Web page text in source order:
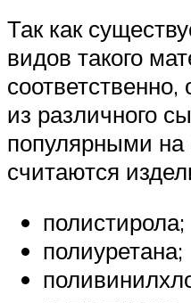
Так как
видов такого
из различного
популярными на
считаются
полистирола;
полиуретана;